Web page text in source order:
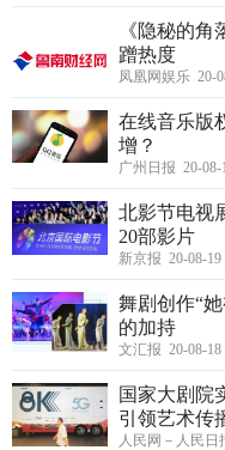
《隐秘的
蹭热度
凤凰网娱乐 20-
在线音乐版
增？
广州日报 20-08-
北影节电视
20部影片
新京报 20-08-19
舞剧创作“
的加持
文汇报 20-08-18
国家大剧院
引领艺术传
人民网－人民日